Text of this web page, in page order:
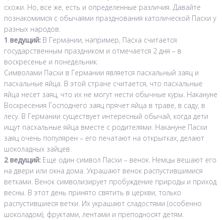
схожи. Но, все же, есть и определенные различия. Давайте
познакомимся с обычаями празднования католической Пасхи у
разных народов.
1 ведущий: В Германии, например, Пасха считается
государственным праздником и отмечается 2 дня – в
воскресенье и понедельник.
Символами Пасхи в Германии является пасхальный заяц и
пасхальные яйца. В этой стране считается, что пасхальные
яйца несет заяц, что их не могут нести обычные куры. Накануне
Воскресения Господнего заяц прячет яйца в траве, в саду, в
лесу. В Германии существует интересный обычай, когда дети
ищут пасхальные яйца вместе с родителями. Накануне Пасхи
заяц очень популярен – его печатают на открытках, делают
шоколадных зайцев.
2 ведущий: Еще один символ Пасхи – венок. Немцы вешают его
на двери или окна дома. Украшают венок распустившимися
ветками. Венок символизирует пробуждение природы и приход
весны. В этот день принято святить в церкви, только
распустившиеся ветки. Их украшают сладостями (особенно
шоколадом), фруктами, лентами и преподносят детям.